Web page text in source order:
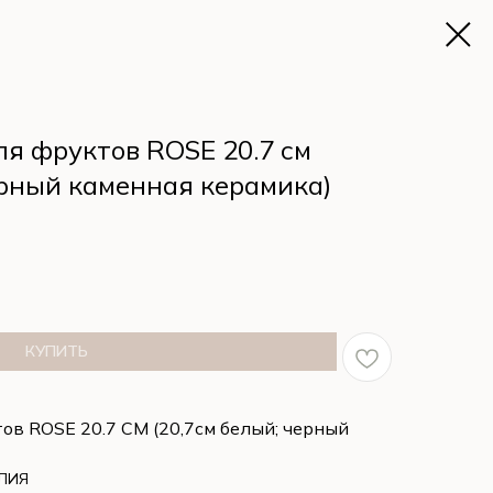
фруктов ROSE 20.7 см
каменная керамика)
КУПИТЬ
ROSE 20.7 СМ (20,7см белый; черный